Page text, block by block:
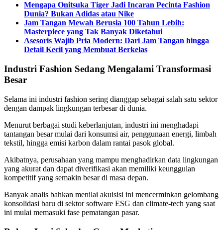
Mengapa Onitsuka Tiger Jadi Incaran Pecinta Fashion
Dunia? Bukan Adidas atau Nike
Jam Tangan Mewah Berusia 100 Tahun Lebih:
Masterpiece yang Tak Banyak Diketahui
Asesoris Wajib Pria Modern: Dari Jam Tangan hingga
Detail Kecil yang Membuat Berkelas
Industri Fashion Sedang Mengalami Transformasi
Besar
Selama ini industri fashion sering dianggap sebagai salah satu sektor
dengan dampak lingkungan terbesar di dunia.
Menurut berbagai studi keberlanjutan, industri ini menghadapi
tantangan besar mulai dari konsumsi air, penggunaan energi, limbah
tekstil, hingga emisi karbon dalam rantai pasok global.
Akibatnya, perusahaan yang mampu menghadirkan data lingkungan
yang akurat dan dapat diverifikasi akan memiliki keunggulan
kompetitif yang semakin besar di masa depan.
Banyak analis bahkan menilai akuisisi ini mencerminkan gelombang
konsolidasi baru di sektor software ESG dan climate-tech yang saat
ini mulai memasuki fase pematangan pasar.